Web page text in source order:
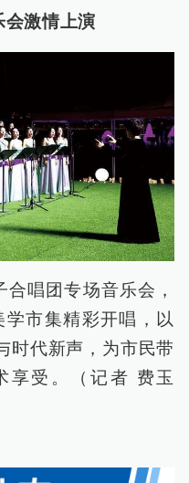
激情上演
唱团专场音乐会，
学市集精彩开唱，以
时代新声，为市民带
享受。（记者 费玉